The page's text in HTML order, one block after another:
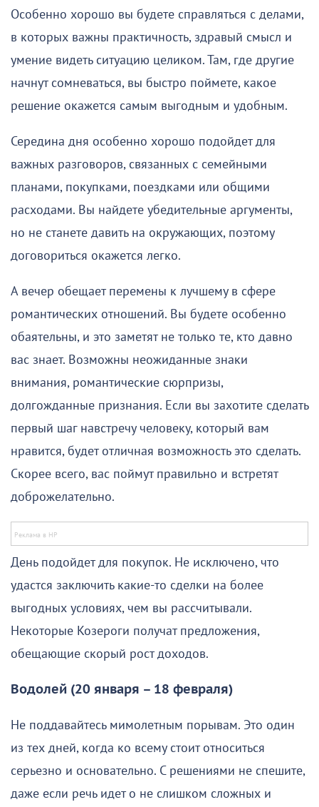
Особенно хорошо вы будете справляться с делами,
в которых важны практичность, здравый смысл и
умение видеть ситуацию целиком. Там, где другие
начнут сомневаться, вы быстро поймете, какое
решение окажется самым выгодным и удобным.
Середина дня особенно хорошо подойдет для
важных разговоров, связанных с семейными
планами, покупками, поездками или общими
расходами. Вы найдете убедительные аргументы,
но не станете давить на окружающих, поэтому
договориться окажется легко.
А вечер обещает перемены к лучшему в сфере
романтических отношений. Вы будете особенно
обаятельны, и это заметят не только те, кто давно
вас знает. Возможны неожиданные знаки
внимания, романтические сюрпризы,
долгожданные признания. Если вы захотите сделать
первый шаг навстречу человеку, который вам
нравится, будет отличная возможность это сделать.
Скорее всего, вас поймут правильно и встретят
доброжелательно.
День подойдет для покупок. Не исключено, что
удастся заключить какие-то сделки на более
выгодных условиях, чем вы рассчитывали.
Некоторые Козероги получат предложения,
обещающие скорый рост доходов.
Водолей (20 января – 18 февраля)
Не поддавайтесь мимолетным порывам. Это один
из тех дней, когда ко всему стоит относиться
серьезно и основательно. С решениями не спешите,
даже если речь идет о не слишком сложных и